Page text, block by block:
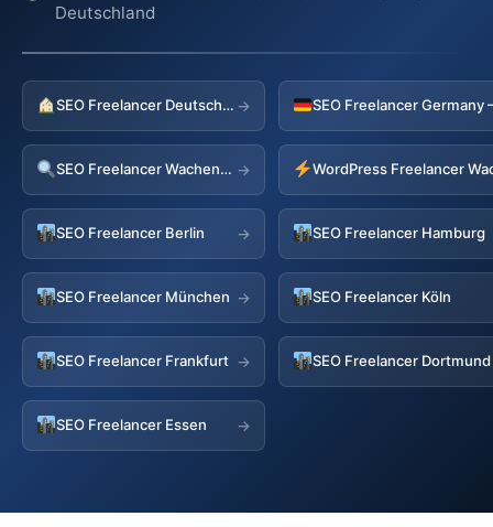
Deutschland
SEO Freelancer Deutschland →
SEO Freelancer Wachenheim →
SEO Freelancer Berlin → SEO Freelancer Hamburg
SEO Freelancer München → SEO Freelancer Köln
SEO Freelancer Frankfurt → SEO Freelancer Dortmund
SEO Freelancer Essen →